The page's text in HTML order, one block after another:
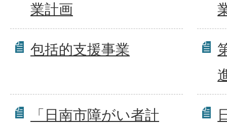
業計画
包括的支援事業
「日南市障がい者計